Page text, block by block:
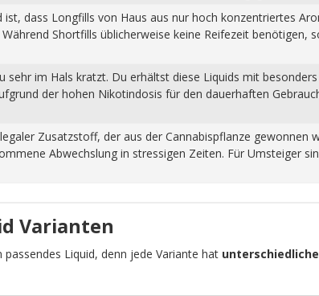
dass Longfills von Haus aus nur hoch konzentriertes
Shortfills üblicherweise keine Reifezeit benötigen,
im Hals kratzt. Du erhältst diese Liquids mit
der hohen Nikotindosis für den dauerhaften
Zusatzstoff, der aus der Cannabispflanze gewonnen
Abwechslung in stressigen Zeiten. Für Umsteiger
Varianten
Liquid, denn jede Variante hat